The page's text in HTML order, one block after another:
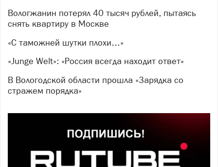
Вологжанин потерял 40 тысяч рублей, пытаясь
снять квартиру в Москве
«С таможней шутки плохи…»
«Junge Welt»: «Россия всегда находит ответ»
В Вологодской области прошла «Зарядка со
стражем порядка»